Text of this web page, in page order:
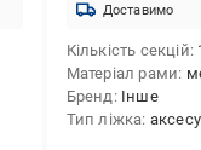
Доставимо
Кількість секцій
Матеріал рами
Бренд Інше
Тип ліжка